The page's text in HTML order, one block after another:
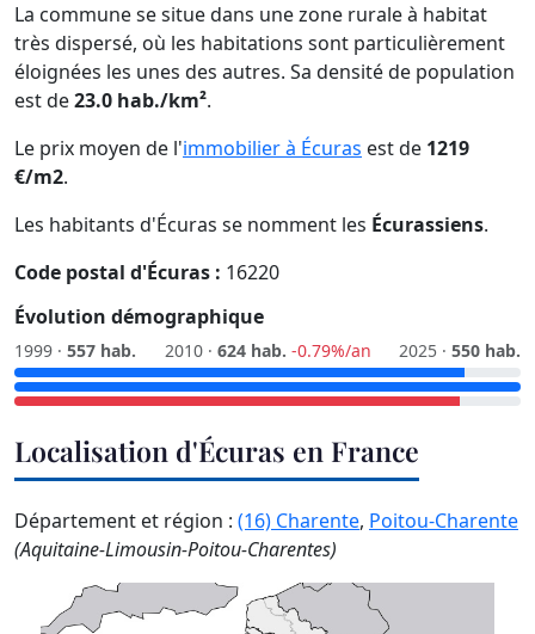
La commune se situe dans une zone rurale à habitat
très dispersé, où les habitations sont particulièrement
éloignées les unes des autres. Sa densité de population
est de23.0 hab./km².
Le prix moyen de l'immobilier à Écuras est de 1219
€/m2.
Les habitants d'Écuras se nomment les Écurassiens.
Code postal d'Écuras : 16220
Évolution démographique
1999 · 557 hab. 2010 · 624 hab. -0.79%/an 2025 · 550 hab.
Localisation d'Écuras en France
Département et région : (16) Charente, Poitou-Charente
(Aquitaine-Limousin-Poitou-Charentes)